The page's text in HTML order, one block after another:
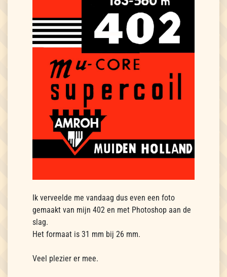
Ik verveelde me vandaag dus even een foto
gemaakt van mijn 402 en met Photoshop aan de
slag.
Het formaat is 31 mm bij 26 mm.
Veel plezier er mee.